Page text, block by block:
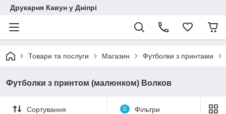
Друкарня Кавун у Дніпрі
Товари та послуги Магазин Футболки з принтами
Футболки з принтом (малюнком) Волков
Сортування 0 Фільтри